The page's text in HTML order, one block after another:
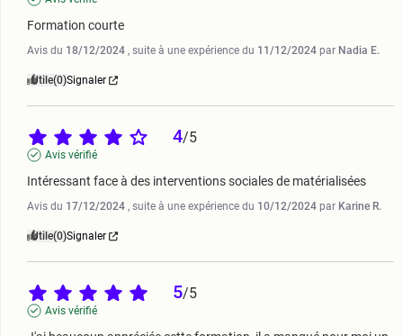
Formation courte
Avis du 18/12/2024 , suite à une expérience du 11/12/2024 par Nadia E.
Utile(0)Signaler
4/5
Avis vérifié
Intéressant face à des interventions sociales de matérialisées
Avis du 17/12/2024 , suite à une expérience du 10/12/2024 par Karine R.
Utile(0)Signaler
5/5
Avis vérifié